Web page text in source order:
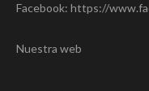
Facebook: https://
Nuestra web